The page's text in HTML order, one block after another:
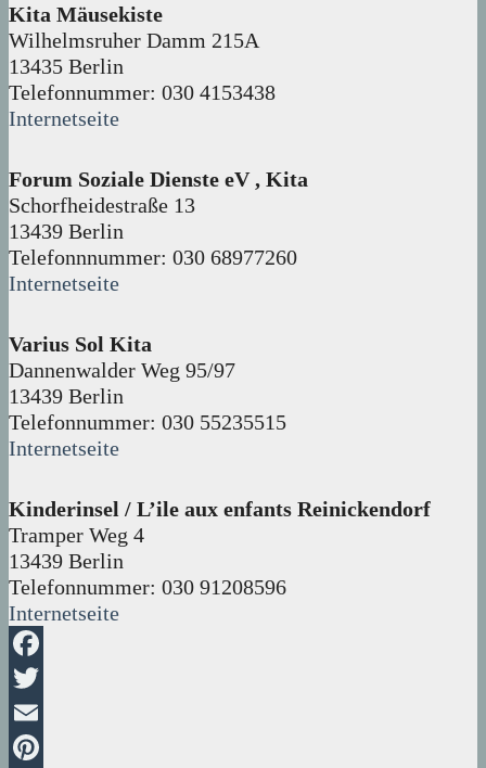
Kita Mäusekiste
Wilhelmsruher Damm 215A
13435 Berlin
Telefonnummer: 030 4153438
Internetseite
Forum Soziale Dienste eV , Kita
Schorfheidestraße 13
13439 Berlin
Telefonnnummer: 030 68977260
Internetseite
Varius Sol Kita
Dannenwalder Weg 95/97
13439 Berlin
Telefonnummer: 030 55235515
Internetseite
Kinderinsel / L’ile aux enfants Reinickendorf
Tramper Weg 4
13439 Berlin
Telefonnummer: 030 91208596
Internetseite
Facebook
Twitter
Email